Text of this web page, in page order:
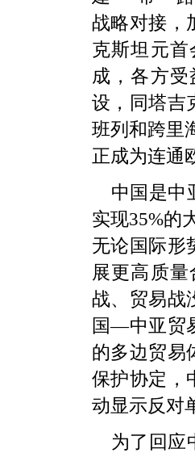
战略对接，
克斯坦元
成，各方
设，同塔吉
班列和跨里
正成为连通
中国是中
实现35%的
无论国际形
展更高质
战、贸易战
国—中亚贸
的多边贸易
保护协定，
动显示反对
为了回应